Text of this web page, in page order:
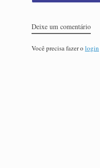
Deixe um comentário
Você precisa fazer o login